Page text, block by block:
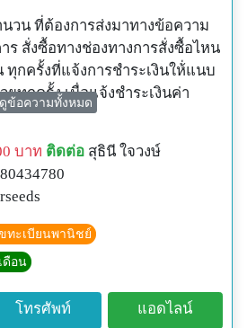
วน ที่ต้องการส่งมาทางข้อความ
ร สั่งซื้อทางช่องทางการสั่งซื้อไหน
กครั้งที่แจ้งการชำระเงินให้่แนบ
ทุกครั้ง เมื่อแจ้งชำระเงินค่า
นวันถัดไป ไม่จัดส่งวันเสาร์-
เป็นสินค้านำเข้าจากต่างประเทศ
มีเก็บเมล็ดจากการปลูกเองมา
รกลายพันธุ์หรือเป็นหมันในพืชบาง
ผลผลิตไม่ตรงกับสินค้าที่สั่งซื้อ
ล็ดฟรีชดเชยได้ค่ะ
ติดต่อได้
ดูข้อความทั้งหมด
บาท ติดต่อ สุธินี ใจวงษ์
ทะเบียนพานิชย์
ดือน
โทรศัพท์ แอดไลน์